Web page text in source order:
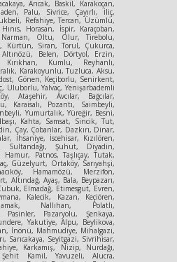
Arıcak, Baskil, Karakoçan,
Palu, Sivrice, Çayırlı, İliç,
Refahiye, Tercan, Üzümlü,
Horasan, İspir, Karaçoban,
Narman, Oltu, Olur, Tirebolu,
Kürtün, Siran, Torul, Çukurca,
Altınözü, Belen, Dörtyol, Erzin,
Kırıkhan, Kumlu, Reyhanlı,
Karakoyunlu, Tuzluca, Aksu,
Gönen, Keçiborlu, Senirkent,
Uluborlu, Yalvaç, Yenişarbademli
Ataşehir, Avcılar, Bağcılar,
Karaisalı, Pozantı, Saimbeyli,
Yumurtalık, Yüreğir, Besni,
Kahta, Samsat, Sincik, Tut,
Çay, Çobanlar, Dazkırı, Dinar,
İhsaniye, İscehisar, Kızılören,
Sultandağı, Şuhut, Diyadin,
Hamur, Patnos, Taşlıçay, Tutak,
Güzelyurt, Ortaköy, Sarıyahşi,
Hamamözü, Merzifon,
Altındağ, Ayaş, Bala, Beypazarı,
Elmadağ, Etimesgut, Evren,
Kalecik, Kazan, Keçiören,
Nallıhan, Polatlı,
Pasinler, Pazaryolu, Şenkaya,
Yakutiye, Alpu, Beylikova,
İnönü, Mahmudiye, Mihalgazi,
Sarıcakaya, Seyitgazi, Sivrihisar,
Karkamış, Nizip, Nurdağı,
Kamil, Yavuzeli, Alucra,